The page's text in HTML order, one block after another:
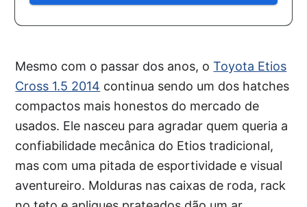
Mesmo com o passar dos anos, oToyota Etios
Cross 1.5 2014 continua sendo um dos hatches
compactos mais honestos do mercado de
usados. Ele nasceu para agradar quem queria a
confiabilidade mecânica do Etios tradicional,
mas com uma pitada de esportividade e visual
aventureiro. Molduras nas caixas de roda, rack